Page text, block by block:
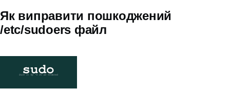
Як виправити пошкоджений
/etc/sudoers файл